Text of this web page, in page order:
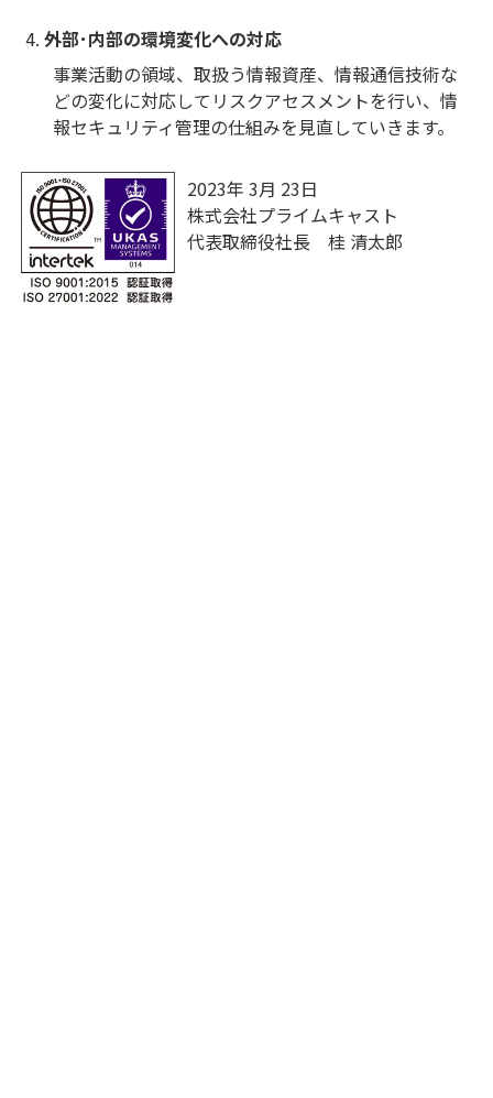
外部･内部の環境変化への対応
事業活動の領域、取扱う情報資産、情報通信技術な
どの変化に対応してリスクアセスメントを行い、情
報セキュリティ管理の仕組みを見直していきます。
2023年 3月 23日
株式会社プライムキャスト
代表取締役社長 桂 清太郎